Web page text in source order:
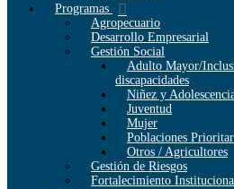
Programas
Agropecuario
Desarrollo Empresarial
Gestión Social
Adulto Mayor/
discapacidades
Niñez y
Juventud
Mujer
Poblaciones
Otros / Agricultores
Gestión de Riesgos
Fortalecimiento